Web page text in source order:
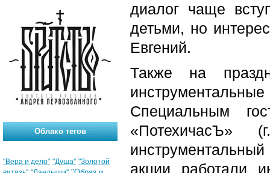
диалог чаще
детьми, но
Евгений.
Также на
Специальным
акции работали
Облако тегов
"Вера и дело" "Душа" "Золотой